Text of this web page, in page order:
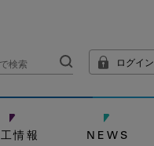
ログイン
情報 NEWS